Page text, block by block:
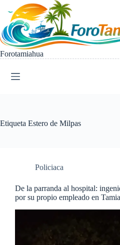
contenido
Forotamiahua
Etiqueta Estero de Milpas
Policiaca
De la parranda al hospital:
por su propio empleado en